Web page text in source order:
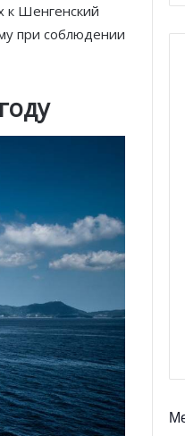
к Шенгенский
при соблюдении